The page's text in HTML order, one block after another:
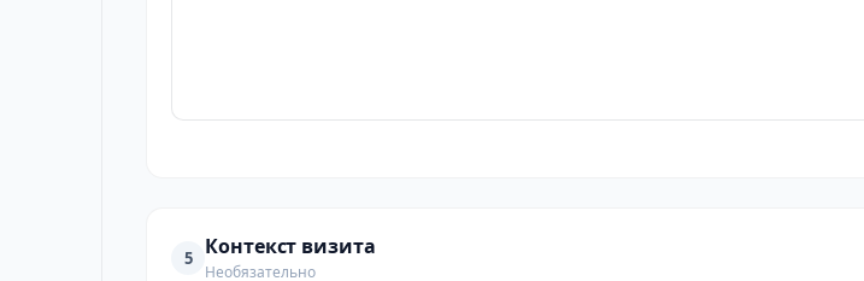
5 Контекст визита
Необязательно